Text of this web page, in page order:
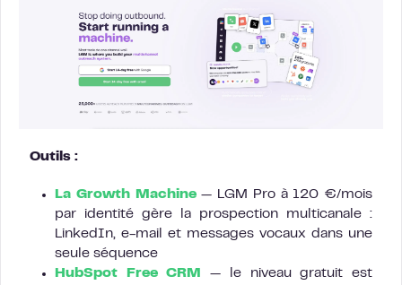
Outils :
La Growth Machine— LGM Pro à 120 €/mois
par identité gère la prospection multicanale :
LinkedIn, e-mail et messages vocaux dans une
seule séquence
HubSpot Free CRM
— le niveau gratuit est